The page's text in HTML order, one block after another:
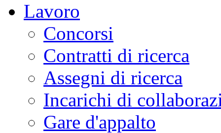
Lavoro
Concorsi
Contratti di ricerca
Assegni di ricerca
Incarichi di
Gare d'appalto